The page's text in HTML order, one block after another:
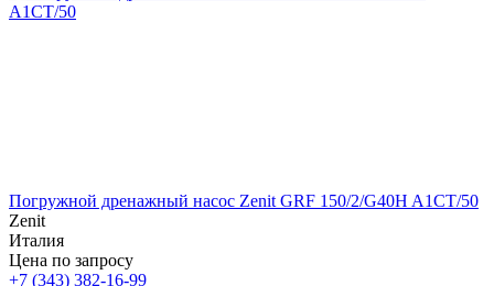
Погружной дренажный насос Zenit GRF 150/2/G40H A1CT/50
Zenit
Италия
Цена по запросу
+7 (343) 382-16-99